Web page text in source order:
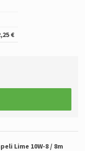
€
Lime 10W-8 / 8m